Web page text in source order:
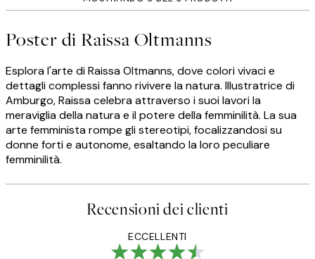
Poster di Raissa Oltmanns
Esplora l'arte di Raissa Oltmanns, dove colori vivaci e
dettagli complessi fanno rivivere la natura. Illustratrice di
Amburgo, Raissa celebra attraverso i suoi lavori la
meraviglia della natura e il potere della femminilità. La sua
arte femminista rompe gli stereotipi, focalizzandosi su
donne forti e autonome, esaltando la loro peculiare
femminilità.
Recensioni dei clienti
ECCELLENTI